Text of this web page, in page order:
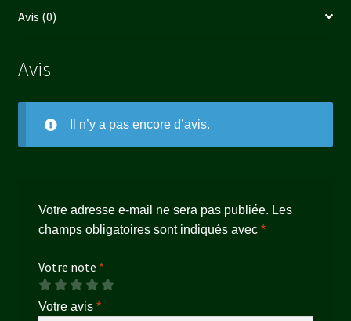
Avis (0)
Avis
Il n’y a pas encore d’avis.
Votre adresse e-mail ne sera pas publiée. Les
champs obligatoires sont indiqués avec *
Votre note *
Votre avis *